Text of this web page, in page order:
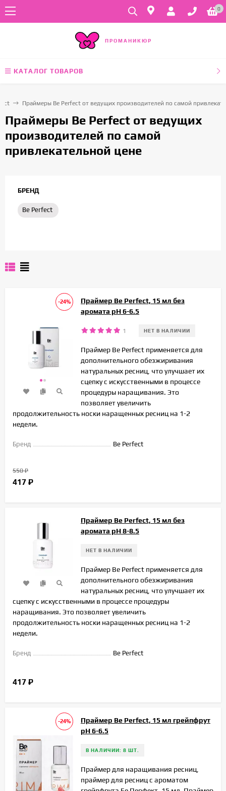
0
ПРОМАНИКЮР
КАТАЛОГ ТОВАРОВ
Праймеры Be Perfect от ведущих производителей по самой
Праймеры Be Perfect от ведущих
производителей по самой
привлекательной цене
БРЕНД
Be Perfect
-24%
Праймер Be Perfect, 15 мл без
аромата рН 6-6.5
1 НЕТ В НАЛИЧИИ
Праймер Be Perfect применяется для
дополнительного обезжиривания
натуральных ресниц, что улучшает их
сцепку с искусственными в процессе
процедуры наращивания. Это
позволяет увеличить
продолжительность носки наращенных ресниц на 1-2
недели.
Бренд Be Perfect
550₽
417 ₽
Праймер Be Perfect, 15 мл без
аромата рН 8-8.5
НЕТ В НАЛИЧИИ
Праймер Be Perfect применяется для
дополнительного обезжиривания
натуральных ресниц, что улучшает их
сцепку с искусственными в процессе процедуры
наращивания. Это позволяет увеличить
продолжительность носки наращенных ресниц на 1-2
недели.
Бренд Be Perfect
417 ₽
-24%
Праймер Be Perfect, 15 мл грейпфрут
рН 6-6.5
В НАЛИЧИИ: 8 ШТ.
Праймер для наращивания ресниц,
праймер для ресниц с ароматом